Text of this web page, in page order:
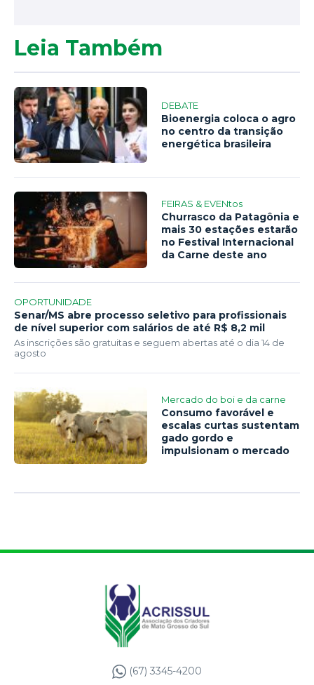
Leia Também
DEBATE
Bioenergia coloca o agro
no centro da transição
energética brasileira
FEIRAS & EVENtos
Churrasco da Patagônia e
mais 30 estações estarão
no Festival Internacional
da Carne deste ano
OPORTUNIDADE
Senar/MS abre processo seletivo para profissionais
de nível superior com salários de até R$ 8,2 mil
As inscrições são gratuitas e seguem abertas até o dia 14 de
agosto
Mercado do boi e da carne
Consumo favorável e
escalas curtas sustentam
gado gordo e
impulsionam o mercado
(67) 3345-4200